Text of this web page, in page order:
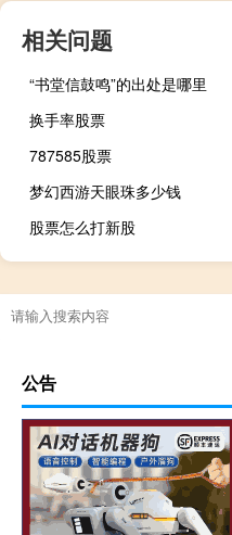
相关问题
“书堂信鼓鸣”的出处是哪里
换手率股票
787585股票
梦幻西游天眼珠多少钱
股票怎么打新股
公告